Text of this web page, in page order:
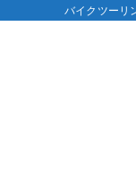
バイクツーリ